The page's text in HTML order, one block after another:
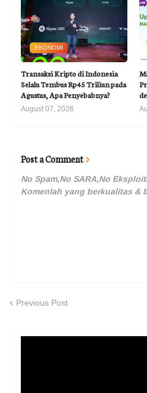
EKONOMI
Transaksi Kripto di Indonesia
Selalu Tembus Rp45 Triliun pada
Agustus, Apa Penyebabnya?
August 07, 2026
Post a Comment
No Spam,No SARA,No
Komenlah yang berkualitas &
Previous Post